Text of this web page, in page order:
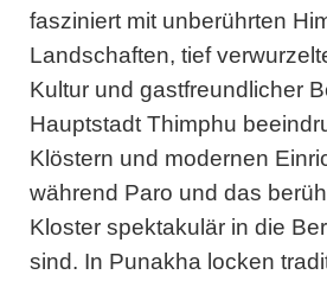
fasziniert mit unberührten
Landschaften, tief
Kultur und gastfreundlicher
Hauptstadt Thimphu
Klöstern und modernen
während Paro und das
Kloster spektakulär in die
sind. In Punakha locken